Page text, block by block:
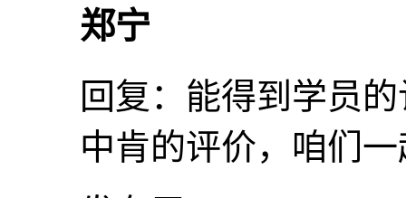
郑宁
回复： 能得到学员
中肯的评价，咱们